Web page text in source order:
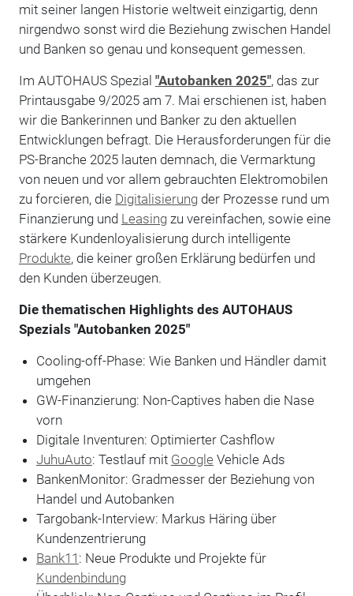
mit seiner langen Historie weltweit einzigartig, denn
nirgendwo sonst wird die Beziehung zwischen Handel
und Banken so genau und konsequent gemessen.
Im AUTOHAUS Spezial "Autobanken 2025", das zur
Printausgabe 9/2025 am 7. Mai erschienen ist, haben
wir die Bankerinnen und Banker zu den aktuellen
Entwicklungen befragt. Die Herausforderungen für die
PS-Branche 2025 lauten demnach, die Vermarktung
von neuen und vor allem gebrauchten Elektromobilen
zu forcieren, die Digitalisierungder Prozesse rund um
Finanzierung und Leasingzu vereinfachen, sowie eine
stärkere Kundenloyalisierung durch intelligente
Produkte, die keiner großen Erklärung bedürfen und
den Kunden überzeugen.
Die thematischen Highlights des AUTOHAUS
Spezials "Autobanken 2025"
Cooling-off-Phase: Wie Banken und Händler damit
umgehen
GW-Finanzierung: Non-Captives haben die Nase
vorn
Digitale Inventuren: Optimierter Cashflow
JuhuAuto: Testlauf mit Google Vehicle Ads
BankenMonitor: Gradmesser der Beziehung von
Handel und Autobanken
Targobank-Interview: Markus Häring über
Kundenzentrierung
Bank11 : Neue Produkte und Projekte für
Kundenbindung